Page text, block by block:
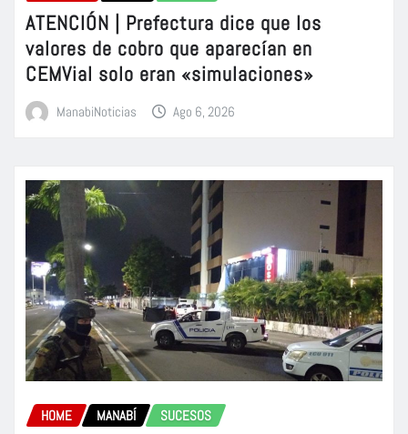
ATENCIÓN | Prefectura dice que los
valores de cobro que aparecían en
CEMVial solo eran «simulaciones»
ManabiNoticias Ago 6, 2026
HOME MANABÍ SUCESOS